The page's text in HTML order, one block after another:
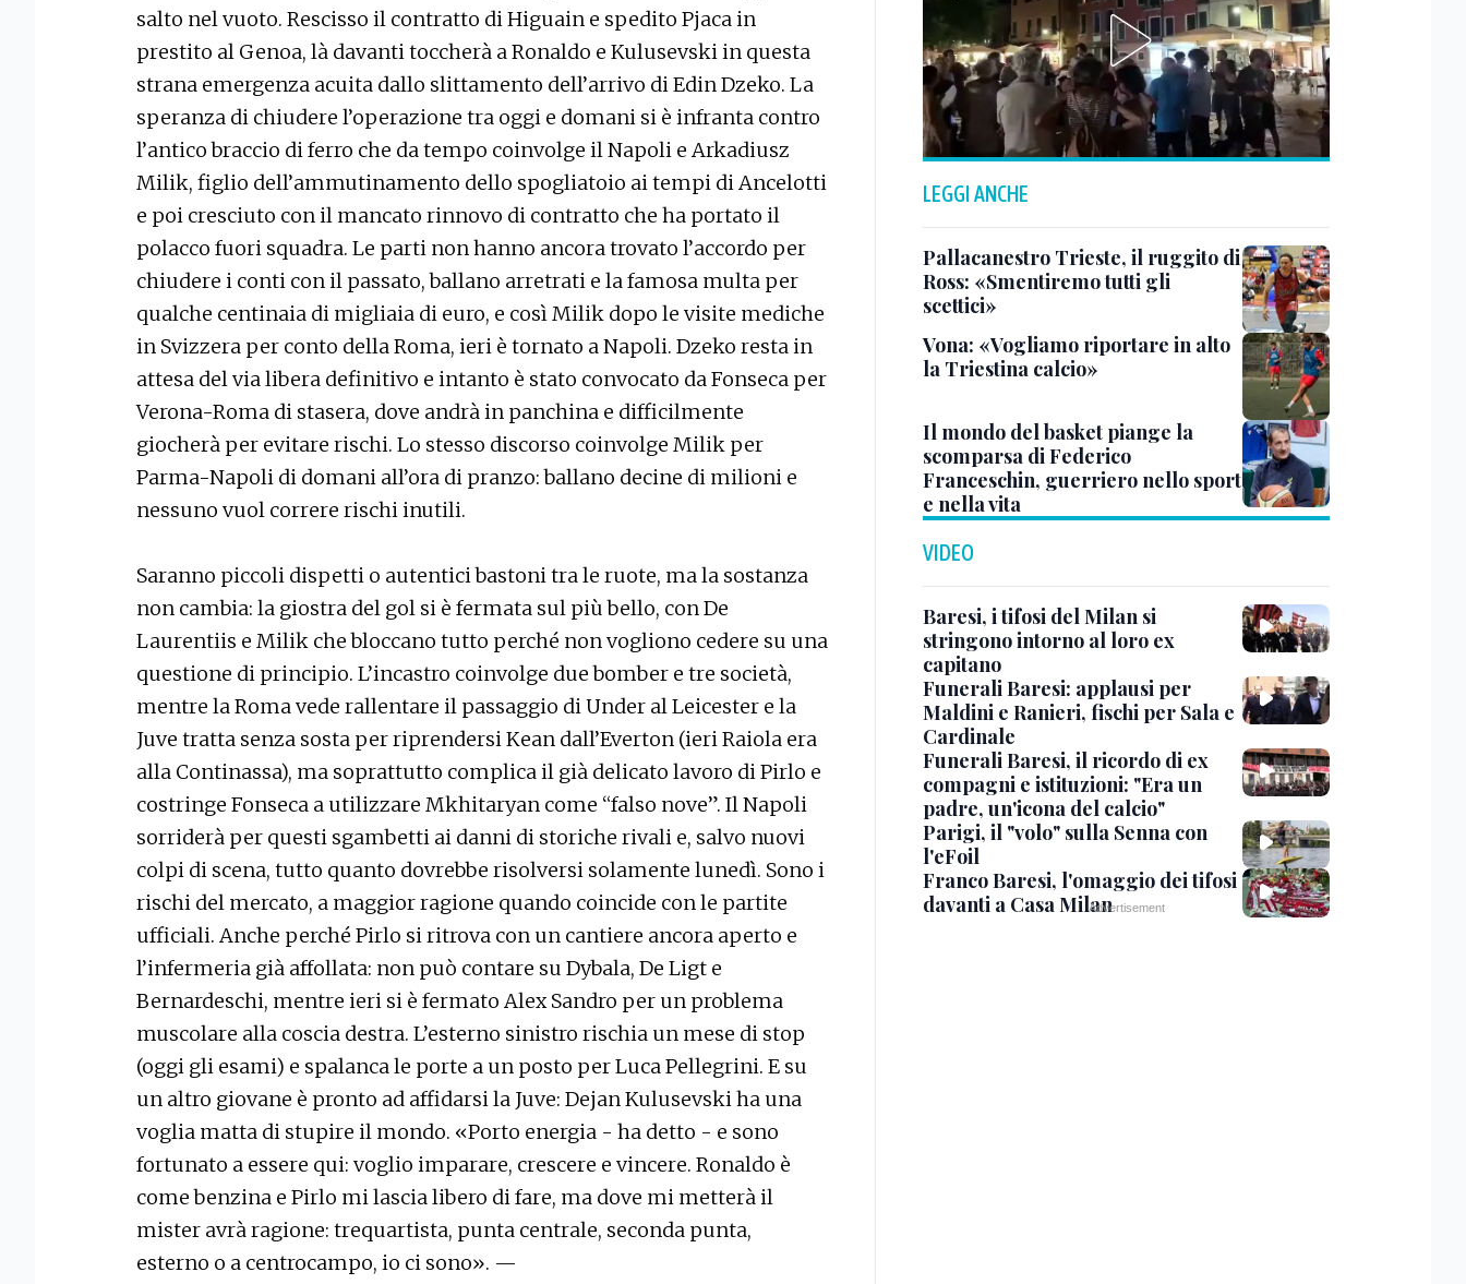
salto nel vuoto. Rescisso il contratto di Higuain e spedito Pjaca in
prestito al Genoa, là davanti toccherà a Ronaldo e Kulusevski in questa
strana emergenza acuita dallo slittamento dell’arrivo di Edin Dzeko. La
speranza di chiudere l’operazione tra oggi e domani si è infranta contro
l’antico braccio di ferro che da tempo coinvolge il Napoli e Arkadiusz
Milik, figlio dell’ammutinamento dello spogliatoio ai tempi di Ancelotti
e poi cresciuto con il mancato rinnovo di contratto che ha portato il
polacco fuori squadra. Le parti non hanno ancora trovato l’accordo per
chiudere i conti con il passato, ballano arretrati e la famosa multa per
qualche centinaia di migliaia di euro, e così Milik dopo le visite mediche
in Svizzera per conto della Roma, ieri è tornato a Napoli. Dzeko resta in
attesa del via libera definitivo e intanto è stato convocato da Fonseca per
Verona-Roma di stasera, dove andrà in panchina e difficilmente
giocherà per evitare rischi. Lo stesso discorso coinvolge Milik per
Parma-Napoli di domani all’ora di pranzo: ballano decine di milioni e
nessuno vuol correre rischi inutili.
Saranno piccoli dispetti o autentici bastoni tra le ruote, ma la sostanza
non cambia: la giostra del gol si è fermata sul più bello, con De
Laurentiis e Milik che bloccano tutto perché non vogliono cedere su una
questione di principio. L’incastro coinvolge due bomber e tre società,
mentre la Roma vede rallentare il passaggio di Under al Leicester e la
Juve tratta senza sosta per riprendersi Kean dall’Everton (ieri Raiola era
alla Continassa), ma soprattutto complica il già delicato lavoro di Pirlo e
costringe Fonseca a utilizzare Mkhitaryan come “falso nove”. Il Napoli
sorriderà per questi sgambetti ai danni di storiche rivali e, salvo nuovi
colpi di scena, tutto quanto dovrebbe risolversi solamente lunedì. Sono i
rischi del mercato, a maggior ragione quando coincide con le partite
ufficiali. Anche perché Pirlo si ritrova con un cantiere ancora aperto e
l’infermeria già affollata: non può contare su Dybala, De Ligt e
Bernardeschi, mentre ieri si è fermato Alex Sandro per un problema
muscolare alla coscia destra. L’esterno sinistro rischia un mese di stop
(oggi gli esami) e spalanca le porte a un posto per Luca Pellegrini. E su
un altro giovane è pronto ad affidarsi la Juve: Dejan Kulusevski ha una
voglia matta di stupire il mondo. «Porto energia - ha detto - e sono
fortunato a essere qui: voglio imparare, crescere e vincere. Ronaldo è
come benzina e Pirlo mi lascia libero di fare, ma dove mi metterà il
mister avrà ragione: trequartista, punta centrale, seconda punta,
esterno o a centrocampo, io ci sono». —
LEGGI ANCHE
Pallacanestro Trieste, il ruggito di
Ross: «Smentiremo tutti gli
scettici»
Vona: «Vogliamo riportare in alto
la Triestina calcio»
Il mondo del basket piange la
scomparsa di Federico
Franceschin, guerriero nello sport
e nella vita
VIDEO
Baresi, i tifosi del Milan si
stringono intorno al loro ex
capitano
Funerali Baresi: applausi per
Maldini e Ranieri, fischi per Sala e
Cardinale
Funerali Baresi, il ricordo di ex
compagni e istituzioni: "Era un
padre, un'icona del calcio"
Parigi, il "volo" sulla Senna con
l'eFoil
Franco Baresi, l'omaggio dei tifosi
davanti a Casa Milan